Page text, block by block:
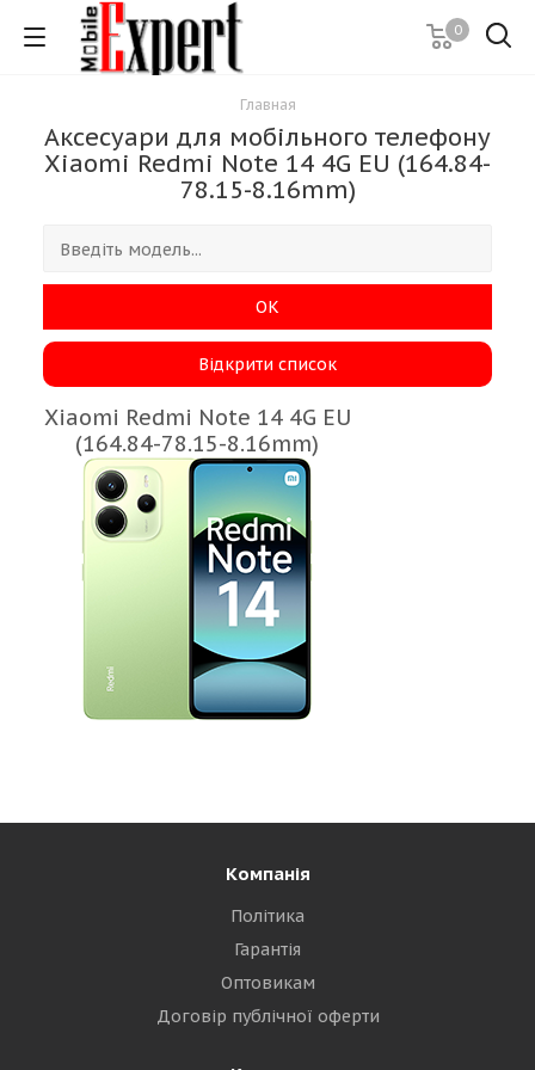
0
Главная
Аксесуари для мобільного телефону
Xiaomi Redmi Note 14 4G EU (164.84-
78.15-8.16mm)
ОК
Відкрити список
Xiaomi Redmi Note 14 4G EU
(164.84-78.15-8.16mm)
Компанія
Політика
Гарантія
Оптовикам
Договір публічної оферти